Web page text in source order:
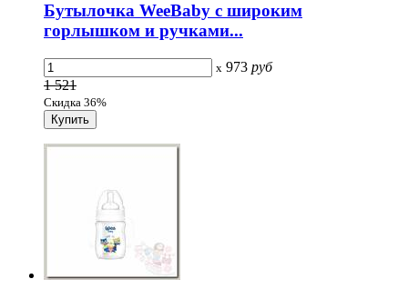
Бутылочка WeeBaby с широким
горлышком и ручками...
x 973 руб
1 521
Скидка 36%